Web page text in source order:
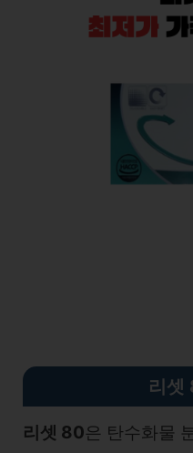
리셋
리셋 80은 탄수화물